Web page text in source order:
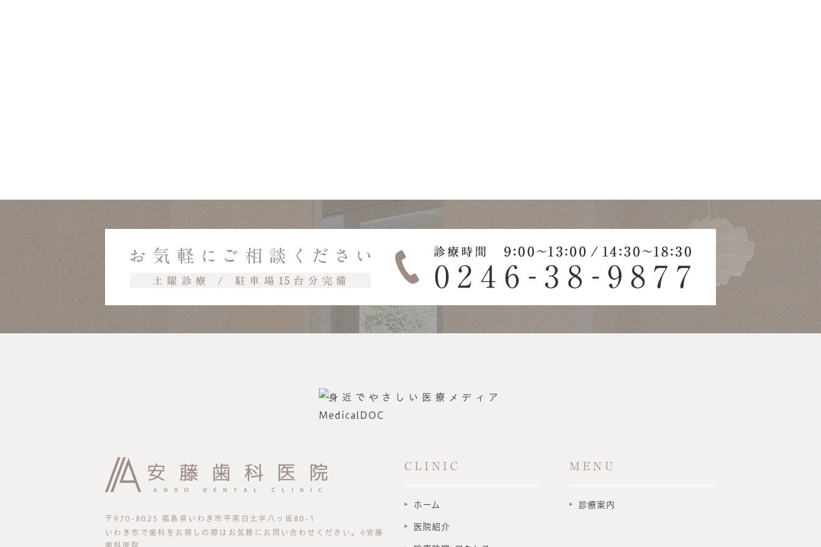
〒970-8025 福島県いわき市平南白土字八ッ坂80-1
いわき市で歯科をお探しの際はお気軽にお問い合わせください。©安藤
歯科医院
CLINIC
ホーム
医院紹介
MENU
診療案内